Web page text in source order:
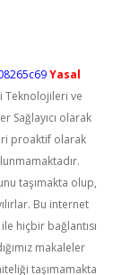
Yasal
Teknolojileri ve
Sağlayıcı olarak
proaktif olarak
taşımakta olup,
Bu internet
hiçbir bağlantısı
makaleler
taşımamakta